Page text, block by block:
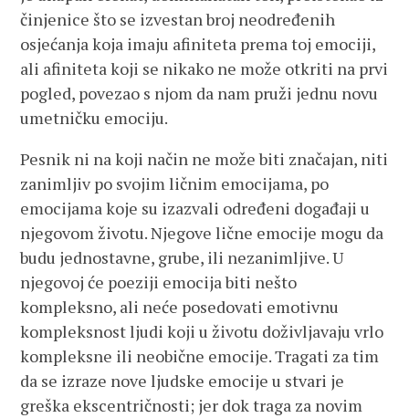
činjenice što se izvestan broj neodređenih
osjećanja koja imaju afiniteta prema toj emociji,
ali afiniteta koji se nikako ne može otkriti na prvi
pogled, povezao s njom da nam pruži jednu novu
umetničku emociju.
Pesnik ni na koji način ne može biti značajan, niti
zanimljiv po svojim ličnim emocijama, po
emocijama koje su izazvali određeni događaji u
njegovom životu. Njegove lične emocije mogu da
budu jednostavne, grube, ili nezanimljive. U
njegovoj će poeziji emocija biti nešto
kompleksno, ali neće posedovati emotivnu
kompleksnost ljudi koji u životu doživljavaju vrlo
kompleksne ili neobične emocije. Tragati za tim
da se izraze nove ljudske emocije u stvari je
greška ekscentričnosti; jer dok traga za novim